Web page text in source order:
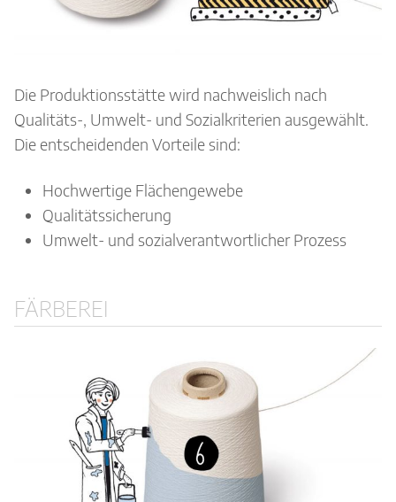
Die Produktionsstätte wird nachweislich nach
Qualitäts-, Umwelt- und Sozialkriterien ausgewählt.
Die entscheidenden Vorteile sind:
Hochwertige Flächengewebe
Qualitätssicherung
Umwelt- und sozialverantwortlicher Prozess
FÄRBEREI